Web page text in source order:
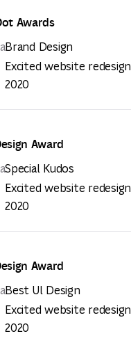
Awards
Brand Design
Excited website redesign
2020
Award
Special Kudos
Excited website redesign
2020
Award
Best Ul Design
Excited website redesign
2020